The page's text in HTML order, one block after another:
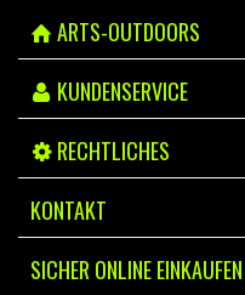
ARTS-OUTDOORS
KUNDENSERVICE
RECHTLICHES
KONTAKT
SICHER ONLINE EINKAUFEN